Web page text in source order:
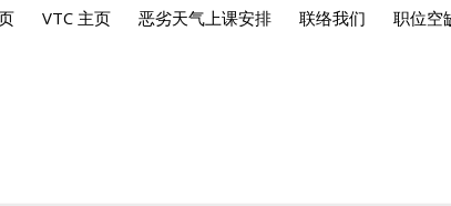
VTC 主页 恶劣天气上课安排 联络我们 职位空